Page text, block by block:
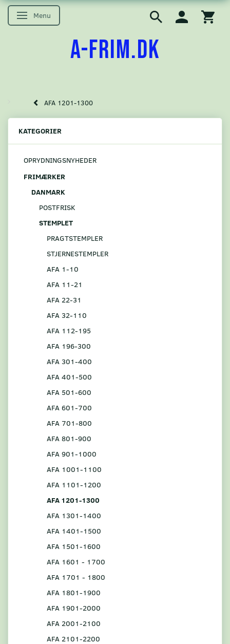
Skifte navigation
Menu
A-FRIM.DK
AFA 1201-1300
KATEGORIER
OPRYDNINGSNYHEDER
FRIMÆRKER
DANMARK
POSTFRISK
STEMPLET
PRAGTSTEMPLER
STJERNESTEMPLER
AFA 1-10
AFA 11-21
AFA 22-31
AFA 32-110
AFA 112-195
AFA 196-300
AFA 301-400
AFA 401-500
AFA 501-600
AFA 601-700
AFA 701-800
AFA 801-900
AFA 901-1000
AFA 1001-1100
AFA 1101-1200
AFA 1201-1300
AFA 1301-1400
AFA 1401-1500
AFA 1501-1600
AFA 1601 - 1700
AFA 1701 - 1800
AFA 1801-1900
AFA 1901-2000
AFA 2001-2100
AFA 2101-2200